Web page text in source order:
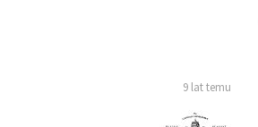
9 lat temu